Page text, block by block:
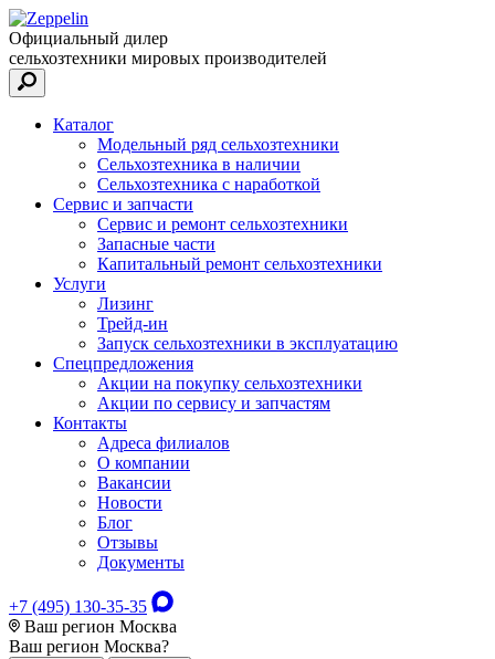
Официальный дилер
сельхозтехники мировых производителей
Каталог
Модельный ряд сельхозтехники
Сельхозтехника в наличии
Сельхозтехника с наработкой
Сервис и запчасти
Сервис и ремонт сельхозтехники
Запасные части
Капитальный ремонт сельхозтехники
Услуги
Лизинг
Трейд-ин
Запуск сельхозтехники в эксплуатацию
Спецпредложения
Акции на покупку сельхозтехники
Акции по сервису и запчастям
Контакты
Адреса филиалов
О компании
Вакансии
Новости
Блог
Отзывы
Документы
+7 (495) 130-35-35
Ваш регион Москва
Ваш регион Москва?